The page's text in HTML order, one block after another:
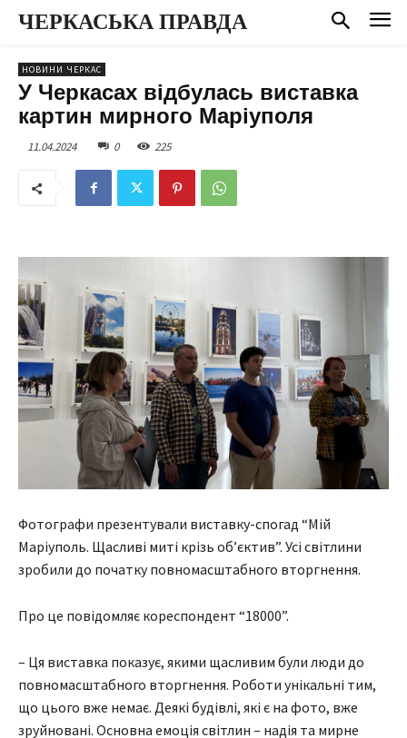
ЧЕРКАСЬКА ПРАВДА
НОВИНИ ЧЕРКАС
У Черкасах відбулась виставка
картин мирного Маріуполя
11.04.2024 0 225
Фотографи презентували виставку-спогад “Мій
Маріуполь. Щасливі миті крізь об’єктив”. Усі світлини
зробили до початку повномасштабного вторгнення.
Про це повідомляє кореспондент “18000”.
– Ця виставка показує, якими щасливим були люди до
повномасштабного вторгнення. Роботи унікальні тим,
що цього вже немає. Деякі будівлі, які є на фото, вже
зруйновані. Основна емоція світлин – надія та мирне